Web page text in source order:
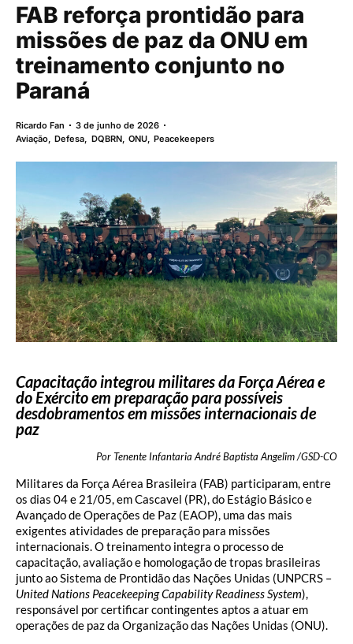
FAB reforça prontidão para
missões de paz da ONU em
treinamento conjunto no
Paraná
Ricardo Fan
3 de junho de 2026
Aviação,Defesa, DQBRN, ONU,Peacekeepers
Capacitação integrou militares da Força Aérea e
do Exército em preparação para possíveis
desdobramentos em missões internacionais de
paz
Por Tenente Infantaria André Baptista Angelim /GSD-CO
Militares da Força Aérea Brasileira (FAB) participaram, entre
os dias 04 e 21/05, em Cascavel (PR), do Estágio Básico e
Avançado de Operações de Paz (EAOP), uma das mais
exigentes atividades de preparação para missões
internacionais. O treinamento integra o processo de
capacitação, avaliação e homologação de tropas brasileiras
junto ao Sistema de Prontidão das Nações Unidas (UNPCRS –
United Nations Peacekeeping Capability Readiness System),
responsável por certificar contingentes aptos a atuar em
operações de paz da Organização das Nações Unidas (ONU).